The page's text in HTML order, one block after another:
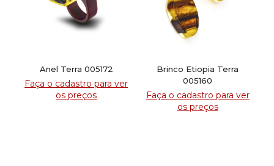
Anel Terra 005172
Faça o cadastro para ver
os preços
Brinco Etiopia Terra
005160
Faça o cadastro para ver
os preços